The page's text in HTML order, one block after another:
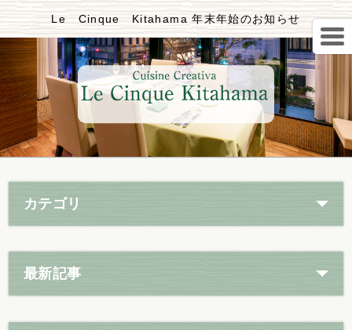
Le Cinque Kitahama 年末年始のお知らせ
カテゴリ
最新記事